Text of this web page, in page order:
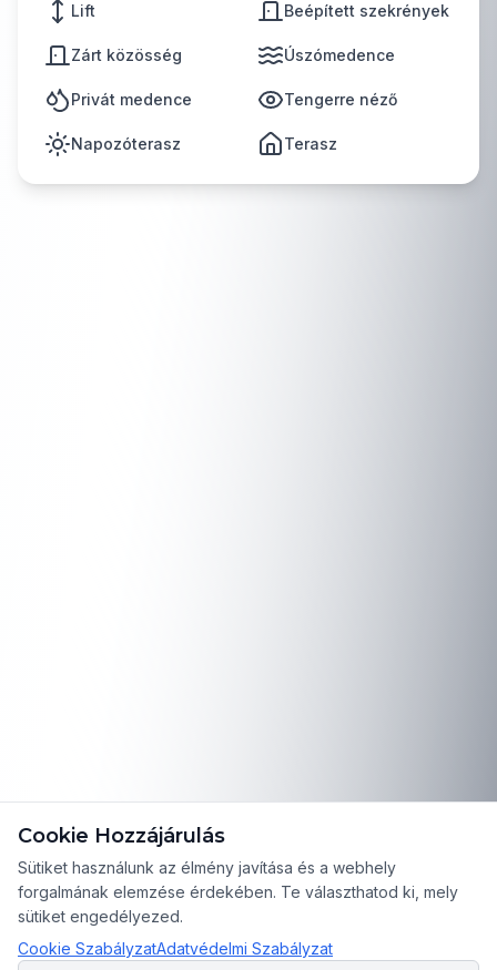
Lift Beépített szekrények
Zárt közösség Úszómedence
Privát medence Tengerre néző
Napozóterasz Terasz
Cookie Hozzájárulás
Sütiket használunk az élmény javítása és a webhely
forgalmának elemzése érdekében. Te választhatod ki, mely
sütiket engedélyezed.
Cookie SzabályzatAdatvédelmi Szabályzat